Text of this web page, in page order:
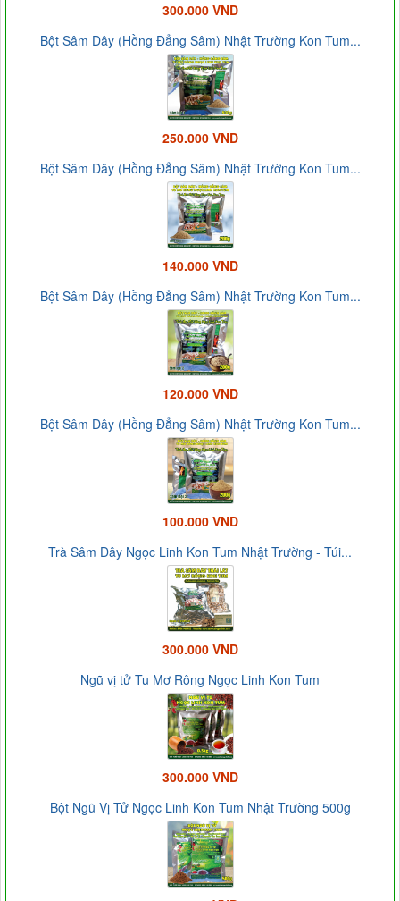
300.000 VND
Bột Sâm Dây (Hồng Đẳng Sâm) Nhật Trường Kon Tum...
250.000 VND
Bột Sâm Dây (Hồng Đẳng Sâm) Nhật Trường Kon Tum...
140.000 VND
Bột Sâm Dây (Hồng Đẳng Sâm) Nhật Trường Kon Tum...
120.000 VND
Bột Sâm Dây (Hồng Đẳng Sâm) Nhật Trường Kon Tum...
100.000 VND
Trà Sâm Dây Ngọc Linh Kon Tum Nhật Trường - Túi...
300.000 VND
Ngũ vị tử Tu Mơ Rông Ngọc Linh Kon Tum
300.000 VND
Bột Ngũ Vị Tử Ngọc Linh Kon Tum Nhật Trường 500g